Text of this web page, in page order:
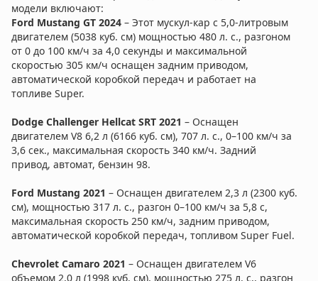
модели включают:
Ford Mustang GT 2024 – Этот мускул-кар с 5,0-литровым
двигателем (5038 куб. см) мощностью 480 л. с., разгоном
от 0 до 100 км/ч за 4,0 секунды и максимальной
скоростью 305 км/ч оснащен задним приводом,
автоматической коробкой передач и работает на
топливе Super.
Dodge Challenger Hellcat SRT 2021 – Оснащен
двигателем V8 6,2 л (6166 куб. см), 707 л. с., 0–100 км/ч за
3,6 сек., максимальная скорость 340 км/ч. Задний
привод, автомат, бензин 98.
Ford Mustang 2021 – Оснащен двигателем 2,3 л (2300 куб.
см), мощностью 317 л. с., разгон 0–100 км/ч за 5,8 с,
максимальная скорость 250 км/ч, задним приводом,
автоматической коробкой передач, топливом Super Fuel.
Chevrolet Camaro 2021 – Оснащен двигателем V6
объемом 2,0 л (1998 куб. см), мощностью 275 л. с., разгон